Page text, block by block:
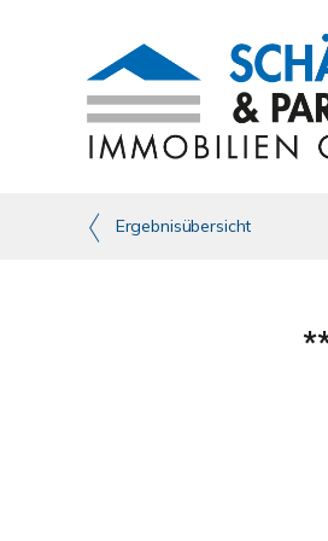
Ergebnisübersicht